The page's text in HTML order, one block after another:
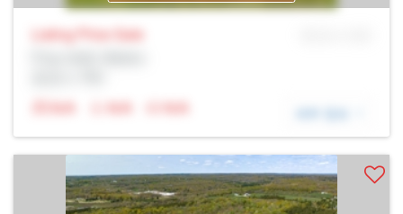
Listing Price Sale
N/A
N/A N/A